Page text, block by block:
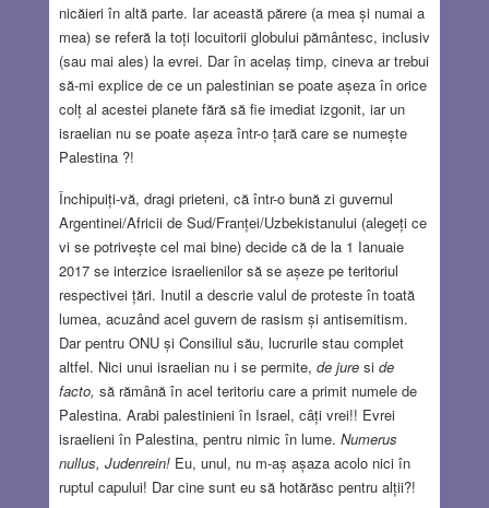
nicăieri în altă parte. Iar această părere (a mea și numai a
mea) se referă la toți locuitorii globului pământesc, inclusiv
(sau mai ales) la evrei. Dar în acelaș timp, cineva ar trebui
să-mi explice de ce un palestinian se poate așeza în orice
colț al acestei planete fără să fie imediat izgonit, iar un
israelian nu se poate așeza într-o țară care se numește
Palestina ?!
Închipuiți-vă, dragi prieteni, că într-o bună zi guvernul
Argentinei/Africii de Sud/Franței/Uzbekistanului (alegeți ce
vi se potrivește cel mai bine) decide că de la 1 Ianuaie
2017 se interzice israelienilor să se așeze pe teritoriul
respectivei țări. Inutil a descrie valul de proteste în toată
lumea, acuzând acel guvern de rasism și antisemitism.
Dar pentru ONU și Consiliul său, lucrurile stau complet
altfel. Nici unui israelian nu i se permite, de juresi de
facto, să rămână în acel teritoriu care a primit numele de
Palestina. Arabi palestinieni în Israel, câți vrei!! Evrei
israelieni în Palestina, pentru nimic în lume. Numerus
nullus, Judenrein!Eu, unul, nu m-aș așaza acolo nici în
ruptul capului! Dar cine sunt eu să hotărăsc pentru alții?!